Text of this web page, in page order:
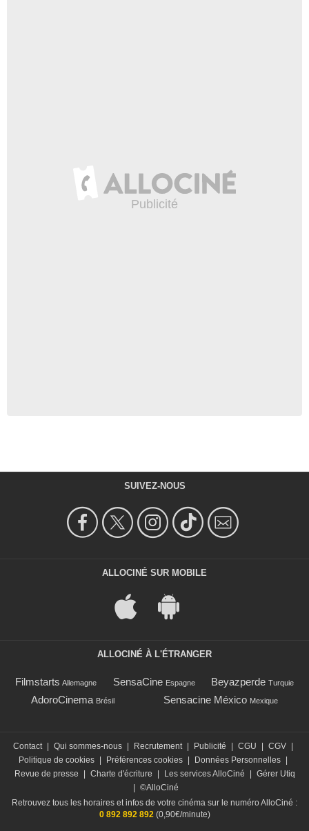
SUIVEZ-NOUS
ALLOCINÉ SUR MOBILE
ALLOCINÉ À L'ÉTRANGER
Filmstarts Allemagne SensaCine Espagne Beyazperde Turquie
AdoroCinema Brésil Sensacine México Mexique
Contact Qui sommes-nous Recrutement Publicité CGU CGV
Politique de cookies
Préférences cookies Données Personnelles
Revue de presse
Charte d'écriture Les services AlloCiné
Gérer Utiq
©AlloCiné
Retrouvez tous les horaires et infos de votre cinéma sur le numéro AlloCiné :
0 892 892 892(0,90€/minute)